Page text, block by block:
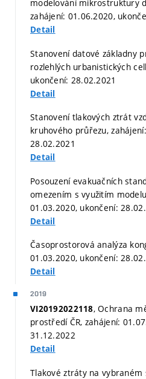
modelování mikrostruktury
zahájení: 01.06.2020,
Detail
Stanovení datové základny
rozlehlých urbanistických
ukončení: 28.02.2021
Detail
Stanovení tlakových ztrát
kruhového průřezu,
28.02.2021
Detail
Posouzení evakuačních
omezením s využitím
01.03.2020, ukončení:
Detail
Časoprostorová analýza
01.03.2020, ukončení:
Detail
2019
VI20192022118, Ochrana
prostředí ČR, zahájení:
31.12.2022
Detail
Tlakové ztráty na vybraném